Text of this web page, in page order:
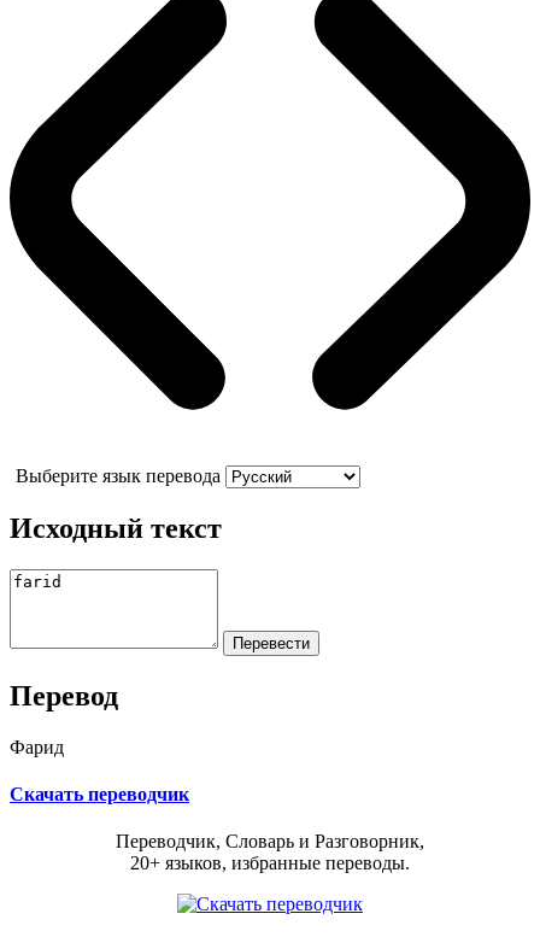
Выберите язык перевода
Исходный текст
Перевод
Фарид
Скачать переводчик
Переводчик, Словарь и Разговорник,
20+ языков, избранные переводы.